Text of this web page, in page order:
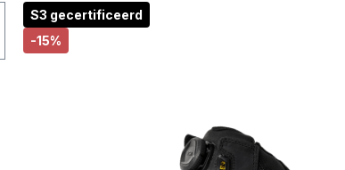
S3 gecertificeerd
-15%